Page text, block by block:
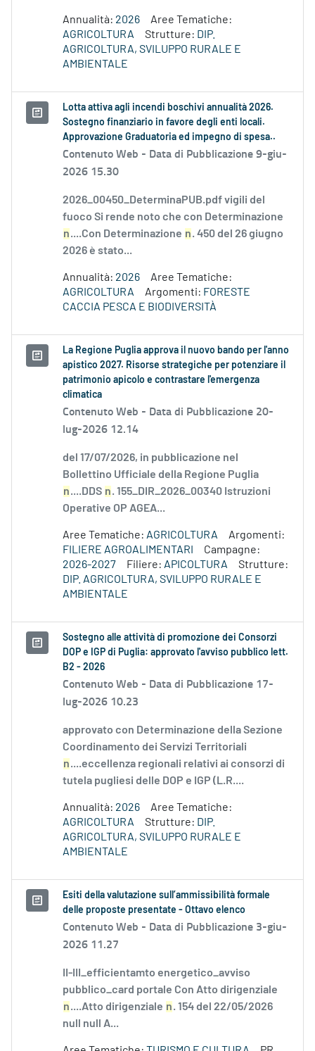
Annualità: 2026
Aree Tematiche:
AGRICOLTURA
Strutture: DIP.
AGRICOLTURA, SVILUPPO RURALE E
AMBIENTALE
Lotta attiva agli incendi boschivi annualità 2026.
Sostegno finanziario in favore degli enti locali.
Approvazione Graduatoria ed impegno di spesa..
Contenuto Web - Data di Pubblicazione 9-giu-
2026 15.30
2026_00450_DeterminaPUB.pdf vigili del
fuoco Si rende noto che con Determinazione
n....Con Determinazione n. 450 del 26 giugno
2026 è stato...
Annualità: 2026
Aree Tematiche:
AGRICOLTURA
Argomenti: FORESTE
CACCIA PESCA E BIODIVERSITÀ
La Regione Puglia approva il nuovo bando per l'anno
apistico 2027. Risorse strategiche per potenziare il
patrimonio apicolo e contrastare l'emergenza
climatica
Contenuto Web - Data di Pubblicazione 20-
lug-2026 12.14
del 17/07/2026, in pubblicazione nel
Bollettino Ufficiale della Regione Puglia
n....DDS n. 155_DIR_2026_00340 Istruzioni
Operative OP AGEA...
Aree Tematiche: AGRICOLTURA
Argomenti:
FILIERE AGROALIMENTARI
Campagne:
2026-2027
Filiere: APICOLTURA
Strutture:
DIP. AGRICOLTURA, SVILUPPO RURALE E
AMBIENTALE
Sostegno alle attività di promozione dei Consorzi
DOP e IGP di Puglia: approvato l'avviso pubblico lett.
B2 - 2026
Contenuto Web - Data di Pubblicazione 17-
lug-2026 10.23
approvato con Determinazione della Sezione
Coordinamento dei Servizi Territoriali
n....eccellenza regionali relativi ai consorzi di
tutela pugliesi delle DOP e IGP (L.R....
Annualità: 2026
Aree Tematiche:
AGRICOLTURA
Strutture: DIP.
AGRICOLTURA, SVILUPPO RURALE E
AMBIENTALE
Esiti della valutazione sull’ammissibilità formale
delle proposte presentate - Ottavo elenco
Contenuto Web - Data di Pubblicazione 3-giu-
2026 11.27
II-III_efficientamto energetico_avviso
pubblico_card portale Con Atto dirigenziale
n....Atto dirigenziale n. 154 del 22/05/2026
null null A...